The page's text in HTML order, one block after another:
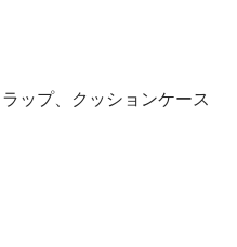
ップ、クッションケース